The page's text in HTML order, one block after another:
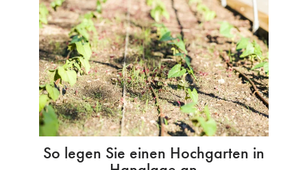
So legen Sie einen Hochgarten in